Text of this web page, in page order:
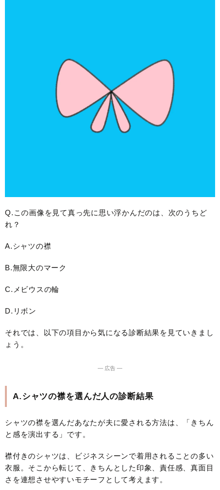
Q.この画像を見て真っ先に思い浮かんだのは、次のうちど
れ？
A.シャツの襟
B.無限大のマーク
C.メビウスの輪
D.リボン
それでは、以下の項目から気になる診断結果を見ていきまし
ょう。
― 広告 ―
A.シャツの襟を選んだ人の診断結果
シャツの襟を選んだあなたが夫に愛される方法は、「きちん
と感を演出する」です。
襟付きのシャツは、ビジネスシーンで着用されることの多い
衣服。そこから転じて、きちんとした印象、責任感、真面目
さを連想させやすいモチーフとして考えます。